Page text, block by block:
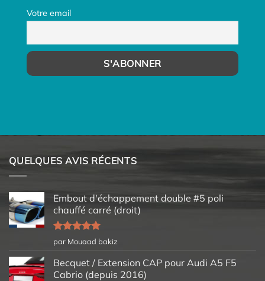
Votre email
QUELQUES AVIS RÉCENTS
Embout d'échappement double #5 poli
chauffé carré (droit)
Note5sur
5
par Mouaad bakiz
Becquet / Extension CAP pour Audi A5 F5
Cabrio (depuis 2016)